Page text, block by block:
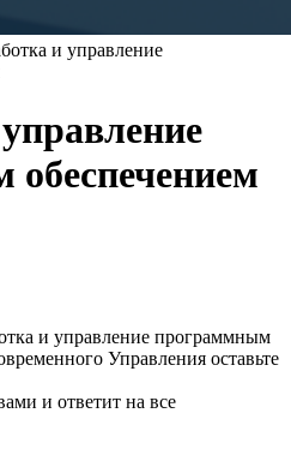
и управление
и управление программным
Управления оставьте
и ответит на все